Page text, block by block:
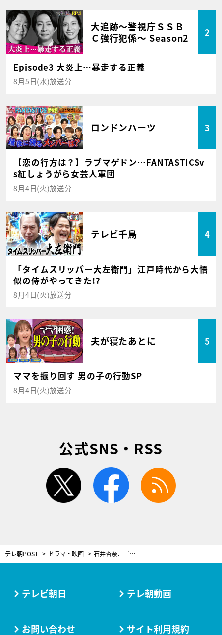
大追跡～警視庁ＳＳＢ
Ｃ強行犯係～ Season2
2
Episode3 大炎上…暴走する正義
8月5日(水)放送分
ロンドンハーツ 3
【恋の行方は？】ラブマゲドン…FANTASTICSv
s紅しょうがら女芸人軍団
8月4日(火)放送分
テレビ千鳥 4
「タイムスリッパー大左衛門」江戸時代から大悟
似の侍がやってきた!?
8月4日(火)放送分
夫が寝たあとに 5
ママを振り回す 男の子の行動SP
8月4日(火)放送分
公式SNS・RSS
twitter facebook
テレ朝POST ドラマ・映画 石井杏奈、『科捜研の女』で動物行動学者を熱演！馬から“目撃証言”を引き出す仰天実験に挑む
テレビ朝日 テレ朝動画
お問い合わせ サイト利用規約